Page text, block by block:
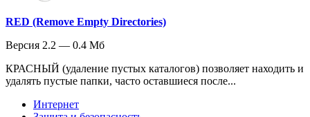
RED (Remove Empty Directories)
Версия 2.2 — 0.4 Мб
КРАСНЫЙ (удаление пустых каталогов) позволяет находить и
удалять пустые папки, часто оставшиеся после...
Интернет